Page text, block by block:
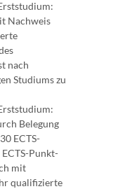
Nachweis
nach
Studiums zu
Belegung
ECTS-
Punkt-
mit
qualifizierte